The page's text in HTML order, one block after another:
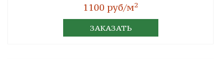
1100 руб/м2
ЗАКАЗАТЬ